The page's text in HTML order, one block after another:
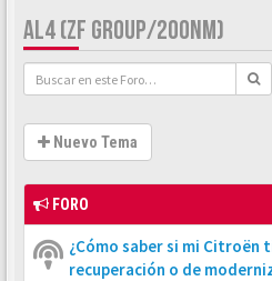
AL4 (ZF GROUP/200NM)
Nuevo Tema
FORO
¿Cómo saber si mi Citroën
recuperación o de